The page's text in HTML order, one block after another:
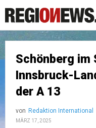
Schönberg im
Innsbruck-
der A 13
von Redaktion International
MÄRZ 17, 2025